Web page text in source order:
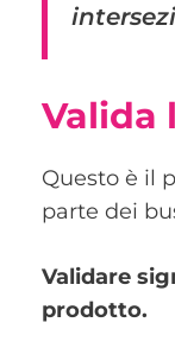
Valida
Questo è il
parte dei
Validare
prodotto.